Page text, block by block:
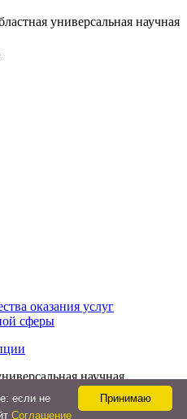
универсальная научная
оказания услуг
сферы
научная
Принимаю
если не
Соглашение